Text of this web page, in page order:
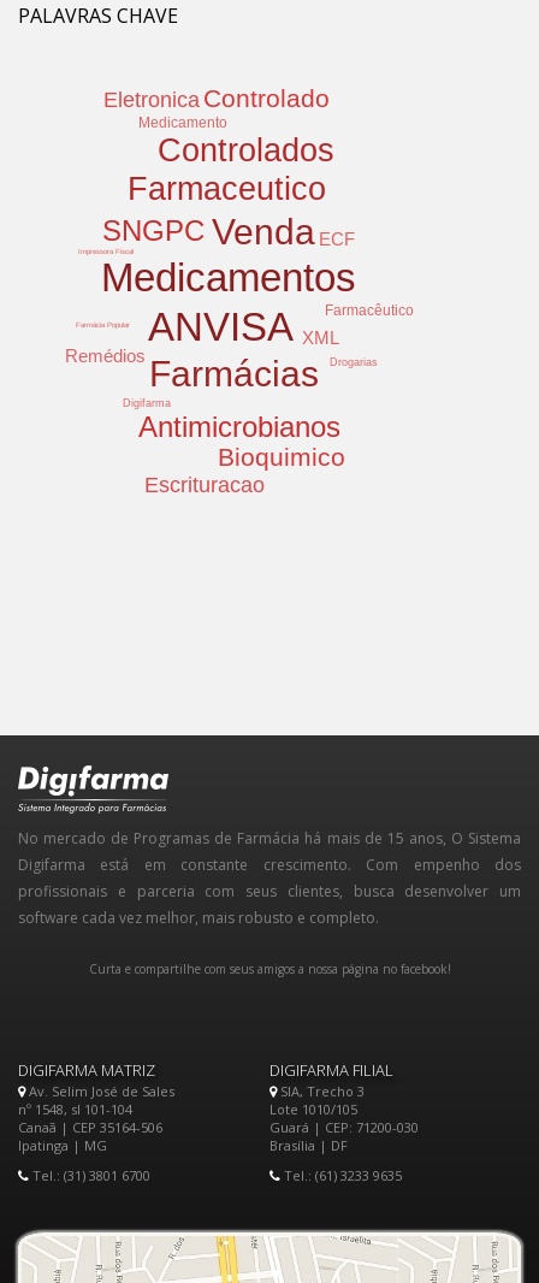
PALAVRAS CHAVE
Medicamentos
ANVISA
Venda
Farmácias
Farmaceutico
Controlados
SNGPC
Antimicrobianos
Controlado
Bioquimico
Eletronica
Escrituracao
XML
ECF
Remédios
Medicamento
Farmacêutico
Digifarma
Drogarias
Farmácia Popular
Impressora Fiscal
No mercado de Programas de Farmácia há mais de 15 anos, O Sistema
Digifarma está em constante crescimento. Com empenho dos
profissionais e parceria com seus clientes, busca desenvolver um
software cada vez melhor, mais robusto e completo.
Curta e compartilhe com seus amigos a nossa página no facebook!
DIGIFARMA MATRIZ
Av. Selim José de Sales
nº 1548, sl 101-104
Canaã | CEP 35164-506
Ipatinga | MG
Tel.: (31) 3801 6700
DIGIFARMA FILIAL
SIA, Trecho 3
Lote 1010/105
Guará | CEP: 71200-030
Brasília | DF
Tel.: (61) 3233 9635